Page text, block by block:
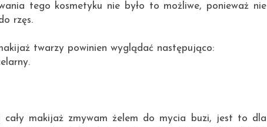
tego kosmetyku nie było to możliwe, ponieważ nie
rzęs.
twarzy powinien wyglądać następująco:
cały makijaż zmywam żelem do mycia buzi, jest to dla